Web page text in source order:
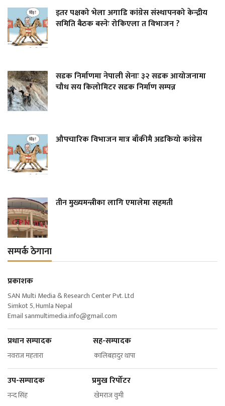
इतर पक्षको भेला अगाडि कांग्रेस संस्थापनको केन्द्रीय
समिति बैठक बस्नेः रोकिएला त विभाजन ?
सडक निर्माणमा नेपाली सेनाः ३२ सडक आयोजनामा
चौध सय किलोमिटर सडक निर्माण सम्पन्न
औपचारिक विभाजन मात्र बाँकीमै अडकियो कांग्रेस
तीन मुख्यमन्त्रीका लागि एमालेमा सहमती
सम्पर्क ठेगाना
प्रकाशक
SAN Multi Media & Research Center Pvt. Ltd
Simkot 5, Humla Nepal
Email sanmultimedia.info@gmail.com
प्रधान सम्पादक सह-सम्पादक
नवराज महतारा कालिबहादुर थापा
उप-सम्पादक प्रमुख रिर्पोटर
नन्द सिंह खेमराज वुमी